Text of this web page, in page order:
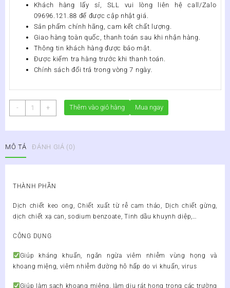
Khách hàng lấy sỉ, SLL vui lòng liên hệ call/Zalo
09696.121.88 để được cập nhật giá.
Sản phẩm chính hãng, cam kết chất lượng.
Giao hàng toàn quốc, thanh toán sau khi nhận hàng.
Thông tin khách hàng được bảo mật.
Được kiểm tra hàng trước khi thanh toán.
Chính sách đổi trả trong vòng 7 ngày.
-
Xịt
Họng
Dr.
Bee
20ml
số
+ Thêm vào giỏ hàng Mua ngay
MÔ TẢ ĐÁNH GIÁ (0)
THÀNH PHẦN
Dịch chiết keo ong, Chiết xuất từ rễ cam thảo, Dịch chiết gừng,
dịch chiết xạ can, sodium benzoate, Tinh dầu khuynh diệp,…
CÔNG DỤNG
Giúp kháng khuẩn, ngăn ngừa viêm nhiễm vùng họng và
khoang miệng, viêm nhiễm đường hô hấp do vi khuẩn, virus
Giúp làm sạch khoang miệng, làm dịu rát họng trong các trường